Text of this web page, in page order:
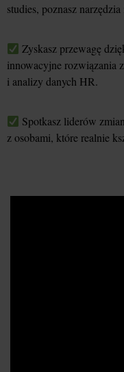
studies, poznasz
Zyskasz przewagę
innowacyjne rozwiązania
i analizy danych HR.
Spotkasz liderów
z osobami, które realnie